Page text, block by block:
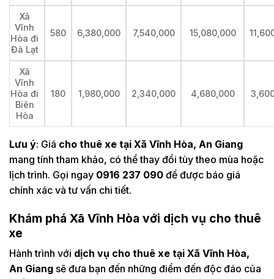
Xã
Vĩnh
Hòa đi
Đà Lạt
580 6,380,000 7,540,000 15,080,000
Xã
Vĩnh
Hòa đi
Biên
Hòa
180 1,980,000 2,340,000 4,680,000
Lưu ý: Giá cho thuê xe tại Xã Vĩnh Hòa, An Giang
mang tính tham khảo, có thể thay đổi tùy theo mùa hoặc
lịch trình. Gọi ngay 0916 237 090 để được báo giá
chính xác và tư vấn chi tiết.
Khám phá Xã Vĩnh Hòa với dịch vụ cho thuê
xe
Hành trình với dịch vụ cho thuê xe tại Xã Vĩnh Hòa,
An Giang sẽ đưa bạn đến những điểm đến độc đáo của